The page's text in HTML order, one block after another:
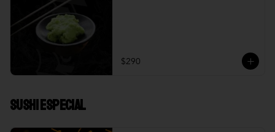
$290
Sushi Especial